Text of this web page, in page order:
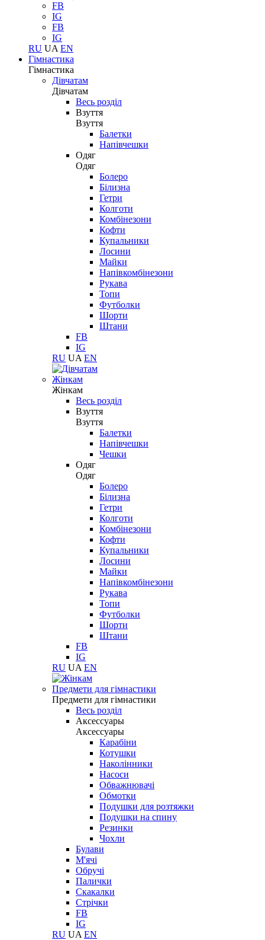
FB
IG
FB
IG
RU UA EN
Гімнастика
Гімнастика
Дівчатам
Дівчатам
Весь розділ
Взуття
Взуття
Балетки
Напівчешки
Одяг
Одяг
Болеро
Білизна
Гетри
Колготи
Комбінезони
Кофти
Купальники
Лосини
Майки
Напівкомбінезони
Рукава
Топи
Футболки
Шорти
Штани
FB
IG
RU UA EN
Жінкам
Жінкам
Весь розділ
Взуття
Взуття
Балетки
Напівчешки
Чешки
Одяг
Одяг
Болеро
Білизна
Гетри
Колготи
Комбінезони
Кофти
Купальники
Лосини
Майки
Напівкомбінезони
Рукава
Топи
Футболки
Шорти
Штани
FB
IG
RU UA EN
Предмети для гімнастики
Предмети для гімнастики
Весь розділ
Аксессуары
Аксессуары
Карабіни
Котушки
Наколінники
Насоси
Обважнювачі
Обмотки
Подушки для розтяжки
Подушки на спину
Резинки
Чохли
Булави
М'ячі
Обручі
Палички
Скакалки
Стрічки
FB
IG
RU UA EN